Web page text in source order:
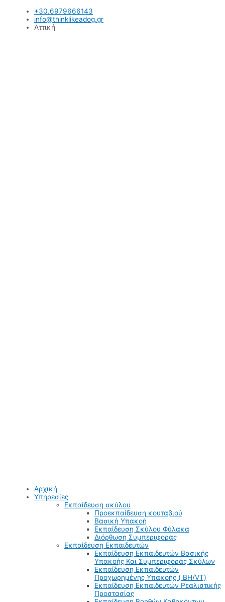
Μετάβαση
περιεχόμενο
+30.6979666143
info@thinklikeadog.gr
Αττική
Αρχική
Υπηρεσίες
Εκπαίδευση σκύλου
Προεκπαίδευση κουταβιού
Βασική Υπακοή
Εκπαίδευση Σκύλου Φύλακα
Διόρθωση Συμπεριφοράς
Εκπαίδευση Εκπαιδευτών
Εκπαίδευση Εκπαιδευτών Βασικής
Υπακοής Και Συμπεριφοράς Σκύλων
Εκπαίδευση Εκπαιδευτών
Προχωρημένης Υπακοής ( BH/VT)
Εκπαίδευση Εκπαιδευτών Ρεαλιστικής
Προστασίας